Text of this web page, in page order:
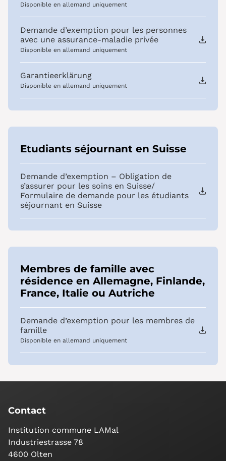
Disponible en allemand uniquement
Demande d’exemption pour les personnes
avec une assurance-maladie privée
Disponible en allemand uniquement
Garantieerklärung
Disponible en allemand uniquement
Etudiants séjournant en Suisse
Demande d’exemption – Obligation de
s’assurer pour les soins en Suisse/
Formulaire de demande pour les étudiants
séjournant en Suisse
Membres de famille avec
résidence en Allemagne, Finlande,
France, Italie ou Autriche
Demande d’exemption pour les membres de
famille
Disponible en allemand uniquement
Contact
Institution commune LAMal
Industriestrasse 78
4600 Olten